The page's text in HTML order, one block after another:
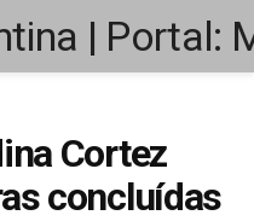
Cortez
concluídas